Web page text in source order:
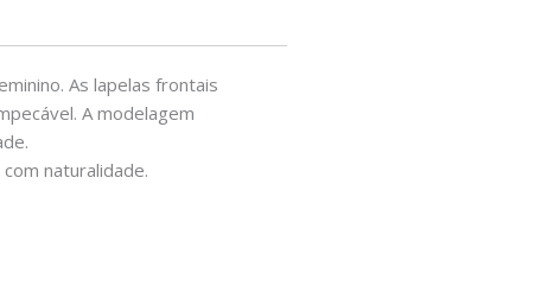
As lapelas frontais
A modelagem
naturalidade.